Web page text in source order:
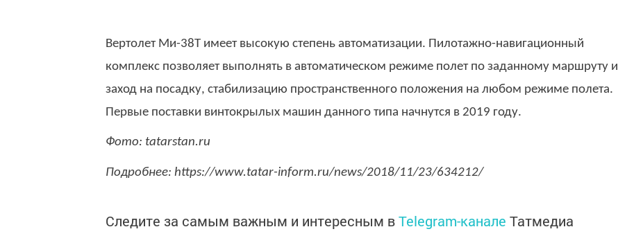
Вертолет Ми-38Т имеет высокую степень автоматизации. Пилотажно-навигационный
комплекс позволяет выполнять в автоматическом режиме полет по заданному маршруту и
заход на посадку, стабилизацию пространственного положения на любом режиме полета.
Первые поставки винтокрылых машин данного типа начнутся в 2019 году.
Фото: tatarstan.ru
Подробнее: https://www.tatar-inform.ru/news/2018/11/23/634212/
Следите за самым важным и интересным вTelegram-канале Татмедиа